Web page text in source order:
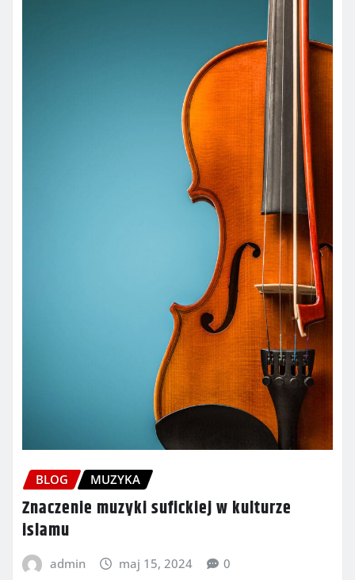
BLOG MUZYKA
Znaczenie muzyki sufickiej w kulturze
islamu
admin maj 15, 2024 0